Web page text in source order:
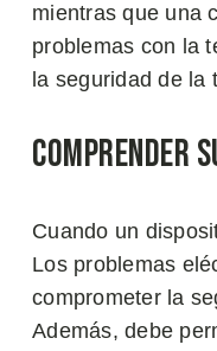
mientras que una
problemas con la
la seguridad de
Comprender
Cuando un
Los problemas
comprometer la
Además, debe